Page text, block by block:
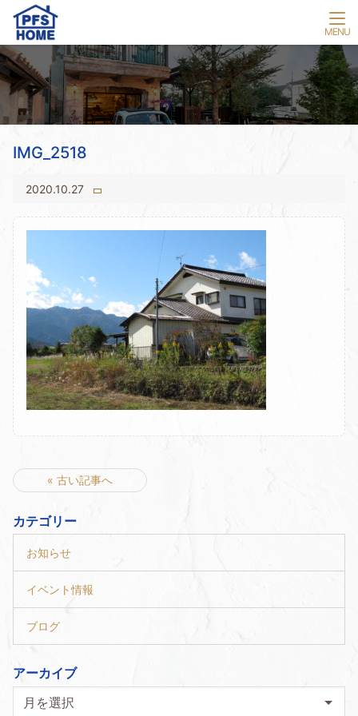
IMG_2518
2020.10.27
« 古い記事へ
カテゴリー
お知らせ
イベント情報
ブログ
アーカイブ